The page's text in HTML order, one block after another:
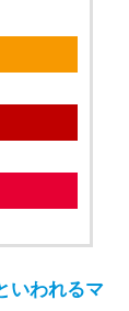
いわれるマ